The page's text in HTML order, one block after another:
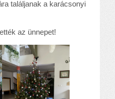
találjanak a karácsonyi
az ünnepet!